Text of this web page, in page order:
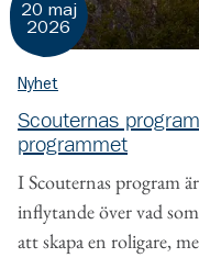
20 maj
2026
Nyhet
Scouternas
programmet
I Scouternas program
inflytande över vad
att skapa en roligare,